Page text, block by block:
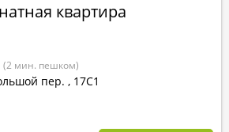
квартира
(2 мин. пешком)
пер. , 17С1